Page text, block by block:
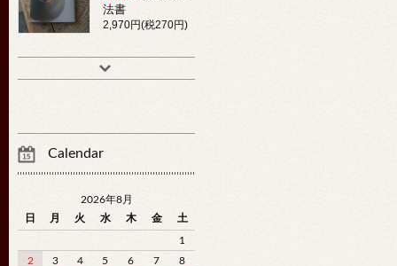
法書
2,970円(税270円)
Calendar
2026年8月
日
月 火 水 木 金 土
1
2
3 4 5 6 7
8